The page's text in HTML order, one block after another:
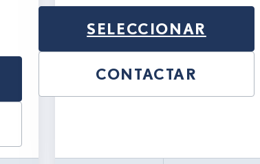
SELECCIONAR
CONTACTAR